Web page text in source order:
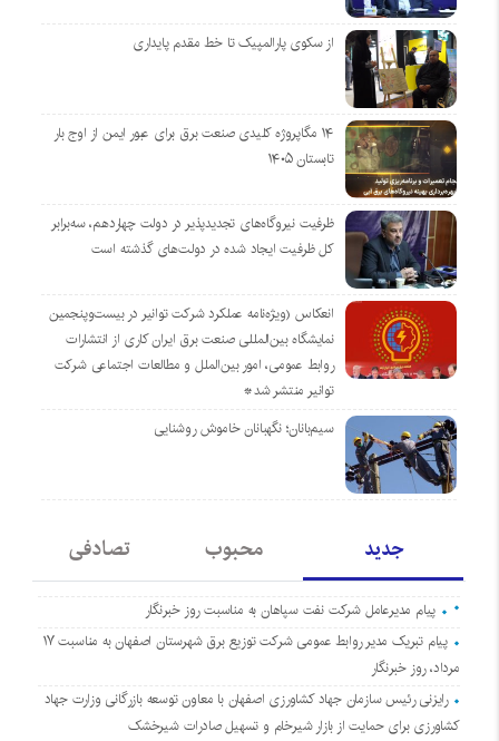
از سکوی پارالمپیک تا خط مقدم پایداری
۱۴ مگاپروژه‌ کلیدی صنعت برق برای عبور ایمن از اوج بار
تابستان ۱۴۰۵
ظرفیت نیروگاه‌های تجدیدپذیر در دولت چهاردهم، سه‌برابر
کل ظرفیت ایجاد شده در دولت‌های گذشته است
انعکاس (ویژه‌نامه عملکرد شرکت توانیر در بیست‌وپنجمین
نمایشگاه بین‌المللی صنعت برق ایران کاری از انتشارات
روابط عمومی، امور بین‌الملل و مطالعات اجتماعی شرکت
توانیر منتشر شد*
سیم‌بانان؛ نگهبانان خاموش روشنایی
جدید محبوب تصادفی
پیام مدیرعامل شرکت نفت سپاهان به مناسبت روز خبرنگار
پیام تبریک مدیر روابط عمومی شرکت توزیع برق شهرستان اصفهان به مناسبت ۱۷
مرداد، روز خبرنگار
رایزنی رئیس سازمان جهاد کشاورزی اصفهان با معاون توسعه بازرگانی وزارت جهاد
کشاورزی برای حمایت از بازار شیرخام و تسهیل صادرات شیرخشک